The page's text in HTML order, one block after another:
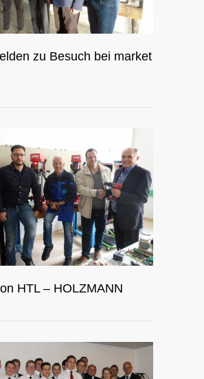
zu Besuch bei market
HTL – HOLZMANN